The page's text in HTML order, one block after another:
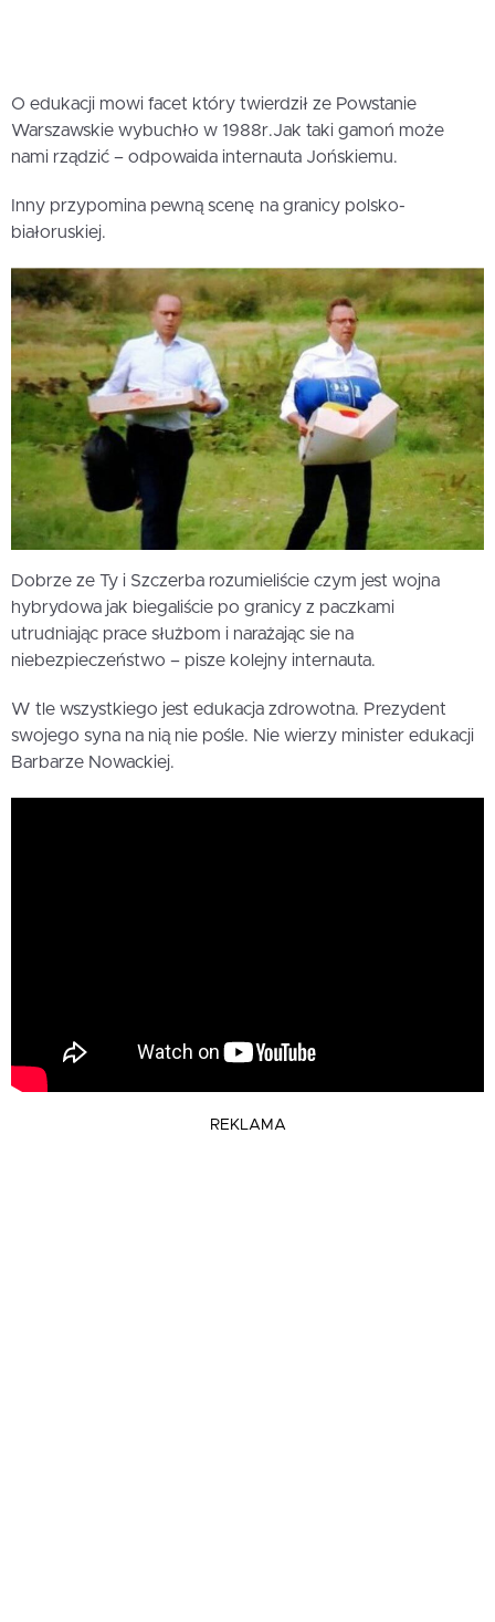
O edukacji mowi facet który twierdził ze Powstanie
Warszawskie wybuchło w 1988r.Jak taki gamoń może
nami rządzić – odpowaida internauta Jońskiemu.
Inny przypomina pewną scenę na granicy polsko-
białoruskiej.
Dobrze ze Ty i Szczerba rozumieliście czym jest wojna
hybrydowa jak biegaliście po granicy z paczkami
utrudniając prace służbom i narażając sie na
niebezpieczeństwo – pisze kolejny internauta.
W tle wszystkiego jest edukacja zdrowotna. Prezydent
swojego syna na nią nie pośle. Nie wierzy minister edukacji
Barbarze Nowackiej.
REKLAMA